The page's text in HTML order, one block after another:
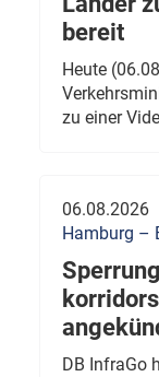
bereit
Heute
zu einer
06.08.2026
Hamburg –
DB InfraGo